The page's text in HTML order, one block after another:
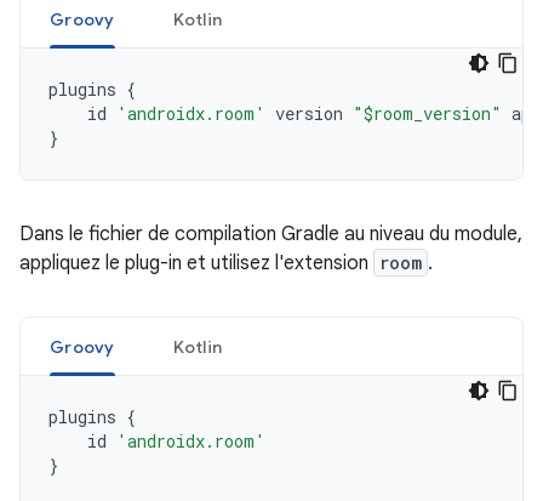
Groovy Kotlin
plugins {
id
'androidx.room' version "$room_version"
}
Dans le fichier de compilation Gradle au niveau du module,
appliquez le plug-in et utilisez l'extension
room .
Groovy Kotlin
plugins {
id
'androidx.room'
}